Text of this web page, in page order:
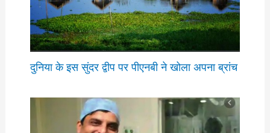
दुनिया के इस सुंदर द्वीप पर पीएनबी ने खोला अपना ब्रांच